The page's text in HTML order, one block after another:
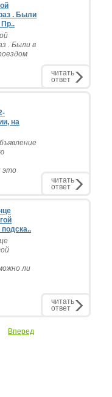
. Были
. Были в
читать
ответ
на
это
читать
ответ
ли
читать
ответ
Вперед